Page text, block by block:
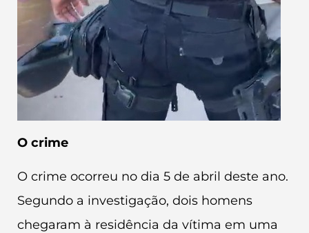
O crime
O crime ocorreu no dia 5 de abril deste ano.
Segundo a investigação, dois homens
chegaram à residência da vítima em uma